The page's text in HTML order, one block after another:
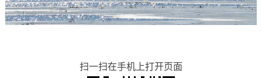
扫一扫在手机上打开页面